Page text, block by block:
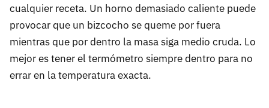
cualquier receta. Un horno demasiado caliente puede
provocar que un bizcocho se queme por fuera
mientras que por dentro la masa siga medio cruda. Lo
mejor es tener el termómetro siempre dentro para no
errar en la temperatura exacta.